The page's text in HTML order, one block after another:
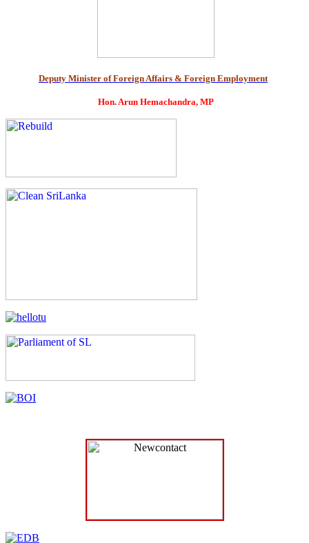
Deputy Minister of Foreign Affairs & Foreign Employment
Hon. Arun Hemachandra, MP